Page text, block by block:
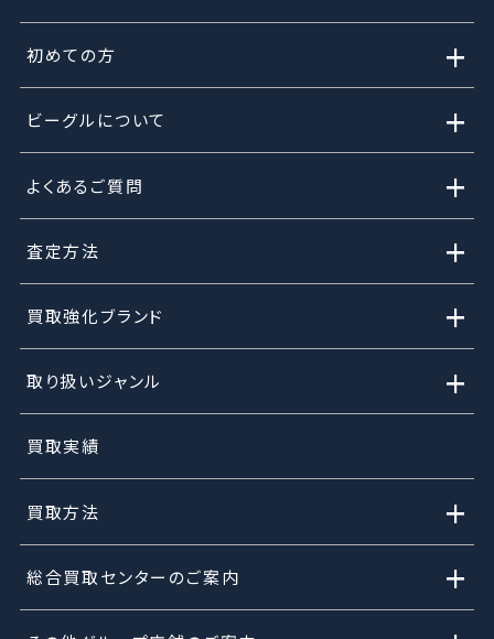
初めての方 +
ビーグルについて +
よくあるご質問 +
査定方法 +
買取強化ブランド +
取り扱いジャンル +
買取実績
買取方法 +
総合買取センターのご案内 +